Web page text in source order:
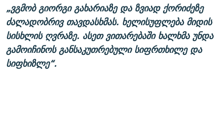
„ვგმობ გიორგი გახარიაზე და ზვიად ქორიძეზე
ძალადობრივ თავდასხმას. ხელისუფლება მიდის
სისხლის ღვრაზე. ასეთ ვითარებაში ხალხმა უნდა
გამოიჩინოს განსაკუთრებული სიფრთხილე და
სიფხიზლე“.